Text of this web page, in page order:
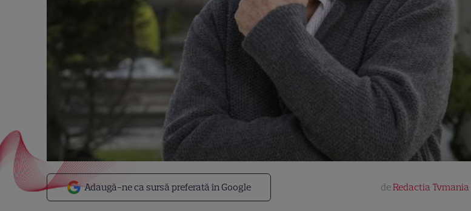
Adaugă-ne ca sursă preferată în Google deRedactia Tvmania